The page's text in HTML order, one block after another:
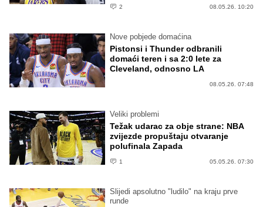
2 08.05.26. 10:20
Nove pobjede domaćina
Pistonsi i Thunder odbranili
domaći teren i sa 2:0 lete za
Cleveland, odnosno LA
08.05.26. 07:48
Veliki problemi
Težak udarac za obje strane: NBA
zvijezde propuštaju otvaranje
polufinala Zapada
1 05.05.26. 07:30
Slijedi apsolutno "ludilo" na kraju prve
runde